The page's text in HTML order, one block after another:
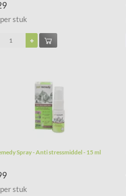
stuk
Spray - Anti stressmiddel - 15 ml
stuk